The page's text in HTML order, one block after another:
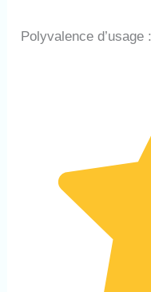
Polyvalence d’usage :